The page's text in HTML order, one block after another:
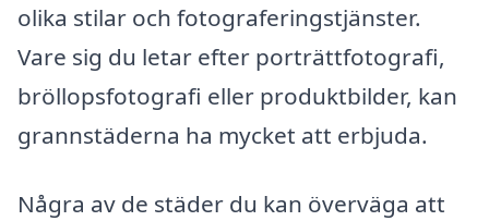
olika stilar och fotograferingstjänster.
Vare sig du letar efter porträttfotografi,
bröllopsfotografi eller produktbilder, kan
grannstäderna ha mycket att erbjuda.
Några av de städer du kan överväga att